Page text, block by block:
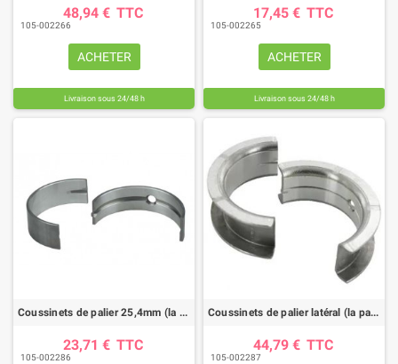
48,94 € TTC
105-002266
ACHETER
Livraison sous 24/48 h
17,45 € TTC
105-002265
ACHETER
Livraison sous 24/48 h
Coussinets de palier 25,4mm (la paire) CASE IH
23,71 € TTC
105-002286
Coussinets de palier latéral (la paire) CASE IH
44,79 € TTC
105-002287